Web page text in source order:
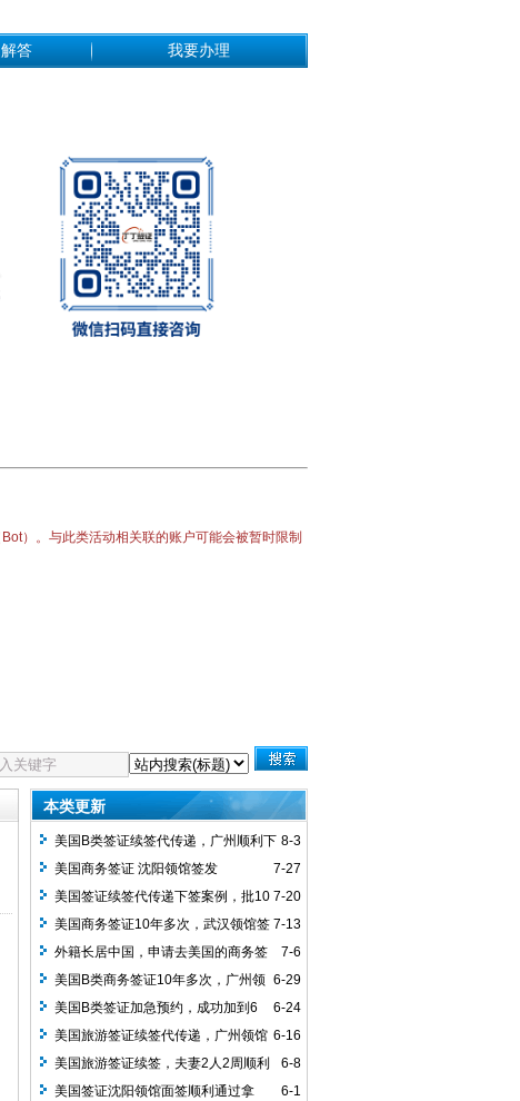
答 我要办理
）。与此类活动相关联的账户可能会被暂时限制
本类更新
8-3
美国B类签证续签代传递，广州顺利下
签10年多次
7-27
美国商务签证 沈阳领馆签发
7-20
美国签证续签代传递下签案例，批10
年多次签证，用时3周
7-13
美国商务签证10年多次，武汉领馆签
发，客人之前有美签拒签记录，本次顺利
通过
7-6
外籍长居中国，申请去美国的商务签
证，出发时间临近，全程加急预约加急面
签，4天顺利拿到签证，10年多次
6-29
美国B类商务签证10年多次，广州领
馆面签顺利通过
6-24
美国B类签证加急预约，成功加到6
月的号
6-16
美国旅游签证续签代传递，广州领馆
签发10年多次签证，5月8日递交资料，5
月15日开始审核，18日Approved，19日
6-8
美国旅游签证续签，夫妻2人2周顺利
拿到10年签证，北京递交广州审核
6-1
美国签证沈阳领馆面签顺利通过拿